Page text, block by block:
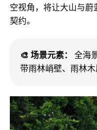
空视角，将让大山与
契约。
🎨 场景元素：
全海
带雨林峭壁、雨林